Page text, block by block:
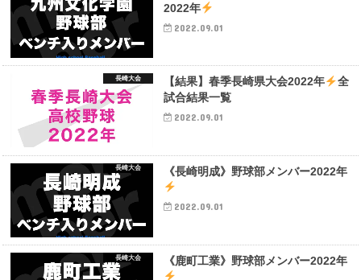
2022年
2022.09.01
長崎大会 【結果】春季長崎県大会2022年
全
試合結果一覧
2022.09.01
長崎大会 《長崎明成》野球部メンバー2022年
2022.09.01
長崎大会 《鹿町工業》野球部メンバー2022年